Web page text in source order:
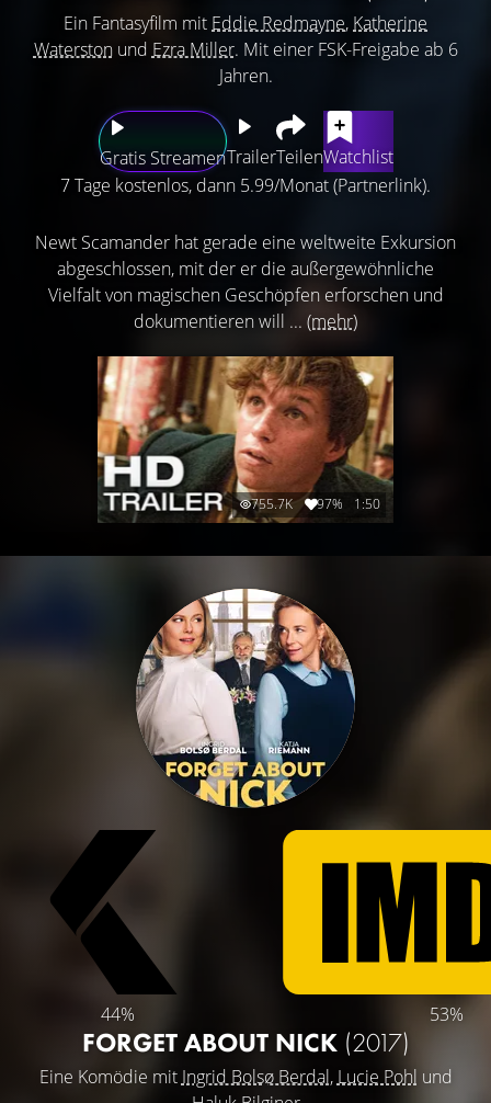
Ein Fantasyfilm mit Eddie Redmayne, Katherine
Waterstonund Ezra Miller. Mit einer FSK-Freigabe ab 6
Jahren.
Gratis StreamenTrailerTeilenWatchlist
7 Tage kostenlos, dann 5.99/Monat (Partnerlink).
Newt Scamander hat gerade eine weltweite Exkursion
abgeschlossen, mit der er die außergewöhnliche
Vielfalt von magischen Geschöpfen erforschen und
dokumentieren will ... (mehr)
755.7K 97% 1:50
44% 53%
FORGET ABOUT NICK (2017)
Eine Komödie mit Ingrid Bolsø Berdal, Lucie Pohl und